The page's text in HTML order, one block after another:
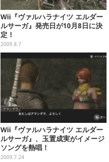
Wii『ヴァルハラナイツ エルダー
ルサーガ』発売日が10月8日に決
定！
2009.8.7
Wii『ヴァルハラナイツ エルダー
ルサーガ』、玉置成実がイメージ
ソングを熱唱！
2009.7.24